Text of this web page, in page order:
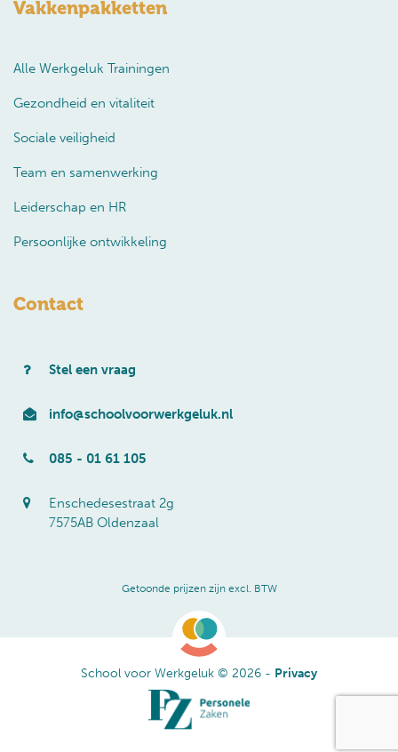
Vakkenpakketten
Alle Werkgeluk Trainingen
Gezondheid en vitaliteit
Sociale veiligheid
Team en samenwerking
Leiderschap en HR
Persoonlijke ontwikkeling
Contact
Stel een vraag
info@schoolvoorwerkgeluk.nl
085 - 01 61 105
Enschedesestraat 2g
7575AB Oldenzaal
Getoonde prijzen zijn excl. BTW
School voor Werkgeluk © 2026 - Privacy